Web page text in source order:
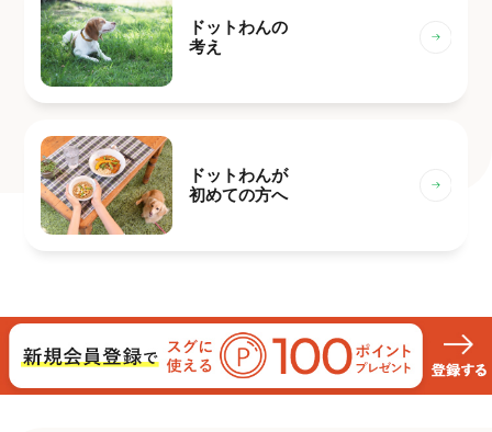
ドットわんの
考え
ドットわんが
初めての方へ